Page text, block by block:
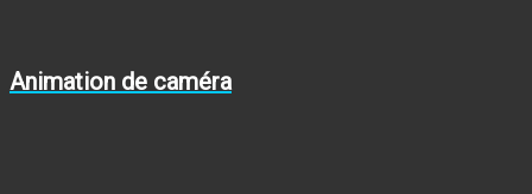
Animation de caméra